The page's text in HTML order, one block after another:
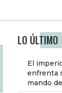
LO ÚLTIMO
El
enfrenta
mando